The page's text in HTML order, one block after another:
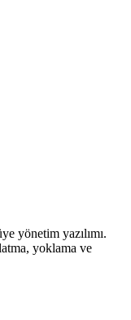
yönetim yazılımı.
yoklama ve